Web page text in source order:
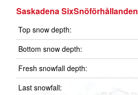
Saskadena SixSnöförhållanden
Top snow depth:
Bottom snow depth:
Fresh snowfall depth:
Last snowfall: